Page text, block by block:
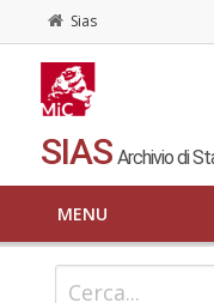
Sias
SIAS Archivio di
MENU